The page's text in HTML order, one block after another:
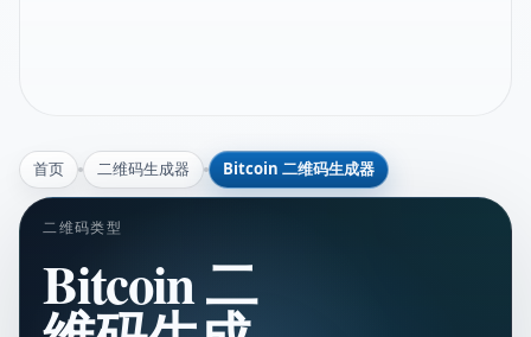
首页 二维码生成器 Bitcoin 二维码生成器
二维码类型
Bitcoin 二